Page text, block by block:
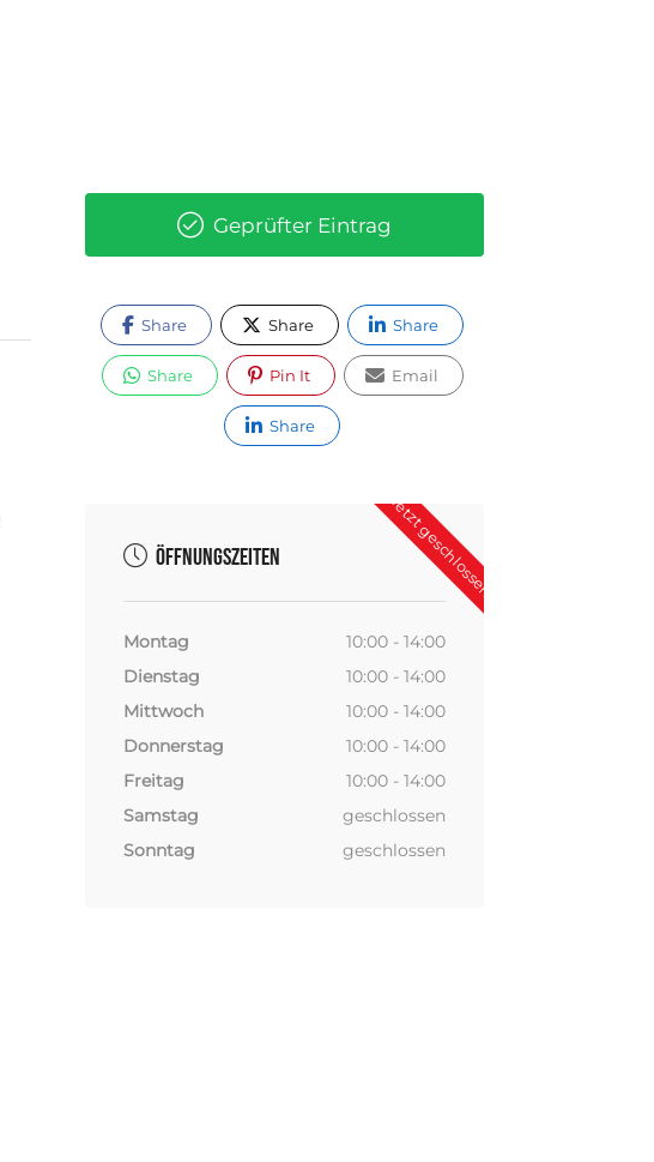
Geprüfter Eintrag
Share Share Share
Share Pin It Email
Share
Jetzt geschlossen
Öffnungszeiten
Montag
10:00 - 14:00
Dienstag
10:00 - 14:00
Mittwoch
10:00 - 14:00
Donnerstag
10:00 - 14:00
Freitag
10:00 - 14:00
Samstag
geschlossen
Sonntag
geschlossen